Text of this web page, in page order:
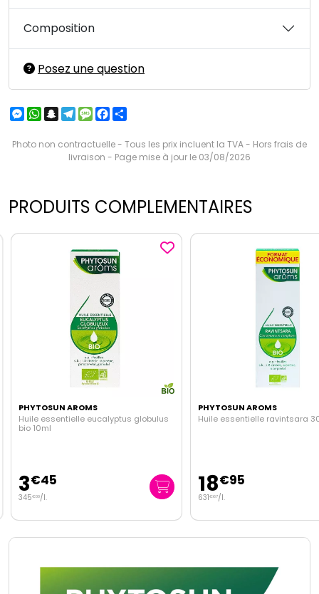
Composition
Posez une question
Messenger
WhatsApp
Snapchat
Telegram
MessageFacebook
Photo non contractuelle - Tous les prix incluent la TVA - Hors frais de
livraison - Page mise à jour le 03/08/2026
PRODUITS COMPLEMENTAIRES
PHYTOSUN AROMS
Huile essentielle eucalyptus globulus
bio 10ml
3€45
345€00/l.
PHYTOSUN AROMS
Huile essentielle ravintsara
18€95
631€67/l.